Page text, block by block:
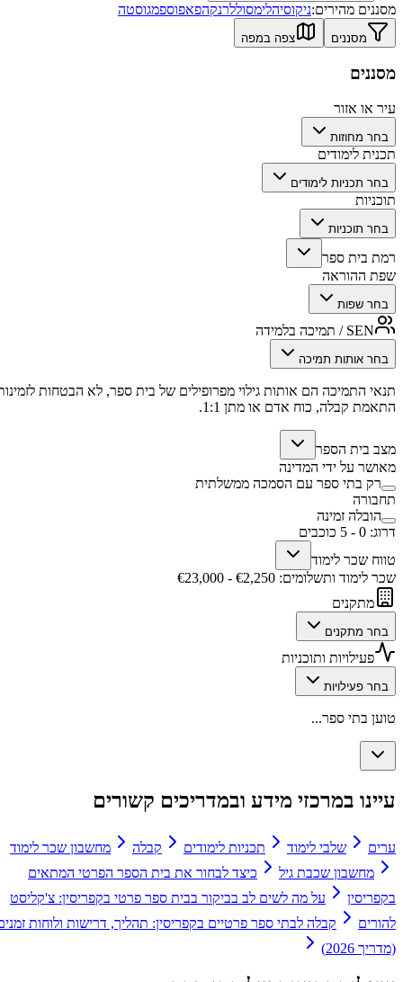
מסננים מהירים:ניקוסיהלימסוללרנקהפאפוספמגוסטה
מסננים צפה במפה
מסננים
עיר או אזור
בחר מחוזות
תכנית לימודים
בחר תכניות לימודים
תוכניות
בחר תוכניות
רמת בית ספר
שפת ההוראה
בחר שפות
SEN / תמיכה בלמידה
בחר אותות תמיכה
תנאי התמיכה הם אותות גילוי מפרופילים של בית ספר, לא הבטחות לזמינות,
התאמת קבלה, כוח אדם או מתן 1:1.
מצב בית הספר
מאושר על ידי המדינה
רק בתי ספר עם הסמכה ממשלתית
תחבורה
הובלה זמינה
דרוג:
0
-
5 כוכבים
טווח שכר לימוד
שכר לימוד ותשלומים: €
2,250
- €
23,000
מתקנים
בחר מתקנים
פעילויות ותוכניות
בחר פעילויות
טוען בתי ספר...
עיינו במרכזי מידע ובמדריכים קשורים
ערים שלבי לימוד תכניות לימודים קבלה
מחשבון שכר לימוד
מחשבון שכבת גיל
כיצד לבחור את בית הספר הפרטי המתאים
בקפריסין
על מה לשים לב בביקור בבית ספר פרטי בקפריסין: צ'קליסט
להורים
קבלה לבתי ספר פרטיים בקפריסין: תהליך, דרישות ולוחות זמנים
(מדריך 2026)